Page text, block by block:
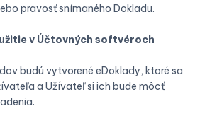
pravosť snímaného Dokladu.
v Účtovných softvéroch
budú vytvorené eDoklady, ktoré sa
a Užívateľ si ich bude môcť